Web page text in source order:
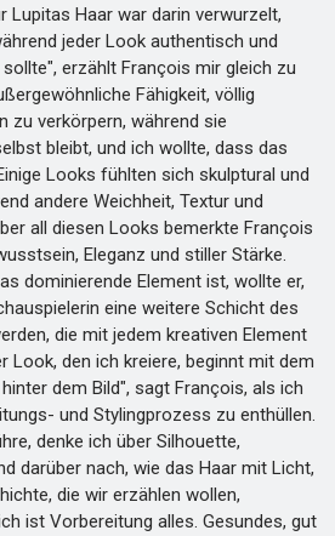
Lupitas Haar war darin verwurzelt,
jeder Look authentisch und
erzählt François mir gleich zu
Fähigkeit, völlig
zu verkörpern, während sie
bleibt, und ich wollte, dass das
Looks fühlten sich skulptural und
andere Weichheit, Textur und
all diesen Looks bemerkte François
Eleganz und stiller Stärke.
dominierende Element ist, wollte er,
eine weitere Schicht des
die mit jedem kreativen Element
Look, den ich kreiere, beginnt mit dem
dem Bild", sagt François, als ich
und Stylingprozess zu enthüllen.
denke ich über Silhouette,
darüber nach, wie das Haar mit Licht,
die wir erzählen wollen,
ist Vorbereitung alles. Gesundes, gut